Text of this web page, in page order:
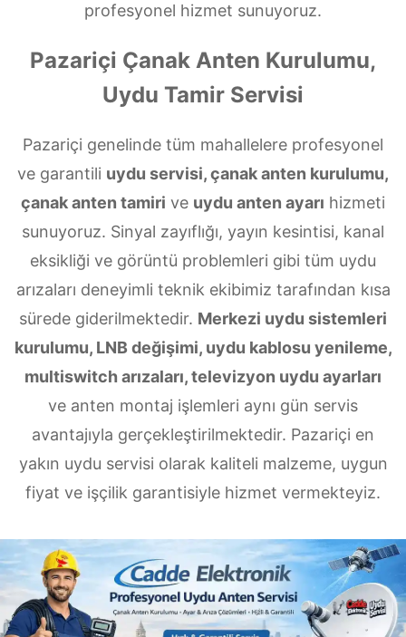
profesyonel hizmet sunuyoruz.
Pazariçi Çanak Anten Kurulumu,
Uydu Tamir Servisi
Pazariçi genelinde tüm mahallelere profesyonel
ve garantili uydu servisi, çanak anten kurulumu,
çanak anten tamiri ve uydu anten ayarı hizmeti
sunuyoruz. Sinyal zayıflığı, yayın kesintisi, kanal
eksikliği ve görüntü problemleri gibi tüm uydu
arızaları deneyimli teknik ekibimiz tarafından kısa
sürede giderilmektedir. Merkezi uydu sistemleri
kurulumu, LNB değişimi, uydu kablosu yenileme,
multiswitch arızaları, televizyon uydu ayarları
ve anten montaj işlemleri aynı gün servis
avantajıyla gerçekleştirilmektedir. Pazariçi en
yakın uydu servisi olarak kaliteli malzeme, uygun
fiyat ve işçilik garantisiyle hizmet vermekteyiz.